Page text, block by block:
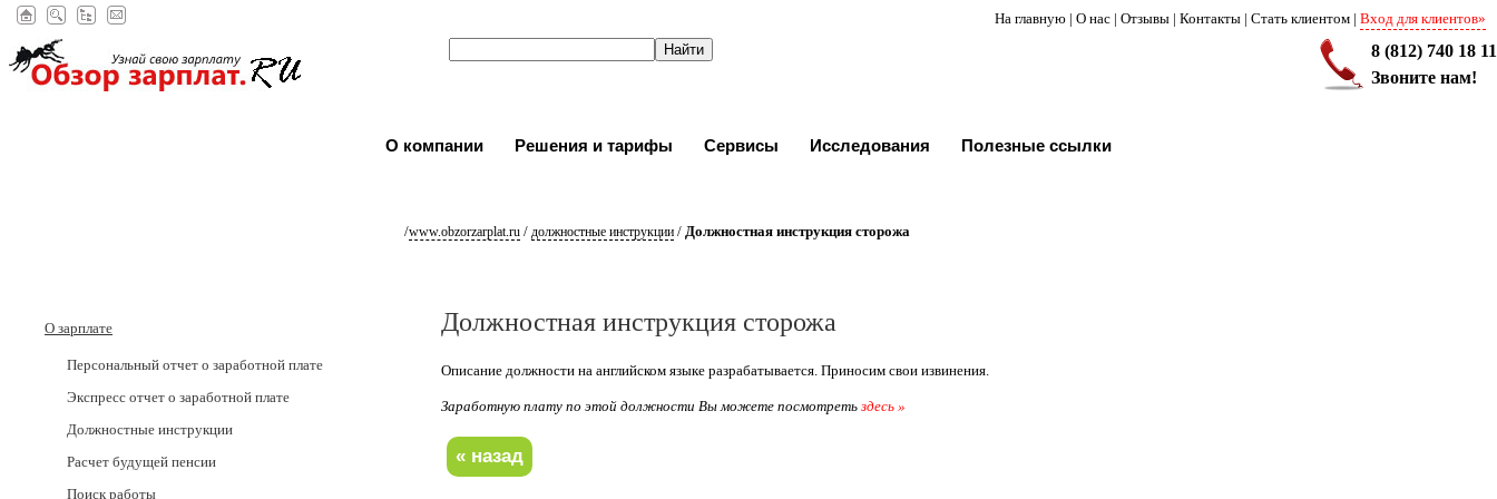
На главную | О нас | Отзывы | Контакты | Стать клиентом | Вход для клиентов»
8 (812) 740 18 11
Звоните нам!
О компании Решения и тарифы Сервисы Исследования Полезные ссылки
/www.obzorzarplat.ru/ должностные инструкции/ Должностная инструкция сторожа
О зарплате
Персональный отчет о заработной плате
Экспресс отчет о заработной плате
Должностные инструкции
Расчет будущей пенсии
Поиск работы
Должностная инструкция сторожа
Описание должности на английском языке разрабатывается. Приносим свои извинения.
Заработную плату по этой должности Вы можете посмотретьздесь »